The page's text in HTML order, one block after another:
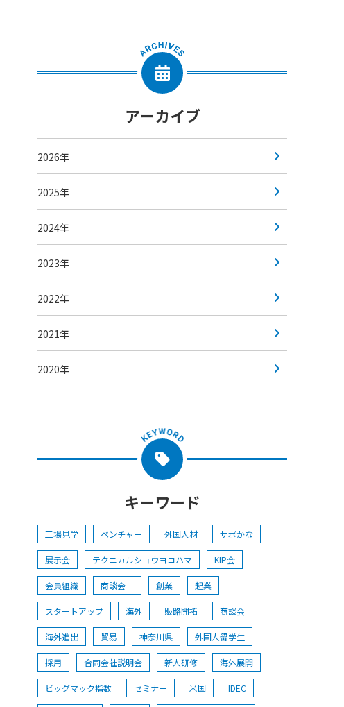
アーカイブ
2026年
2025年
2024年
2023年
2022年
2021年
2020年
キーワード
工場見学 ベンチャー 外国人材 サポかな
展示会 テクニカルショウヨコハマ KIP会
会員組織 商談会 創業 起業
スタートアップ 海外 販路開拓 商談会
海外進出 貿易 神奈川県 外国人留学生
採用 合同会社説明会 新人研修 海外展開
ビッグマック指数 セミナー 米国 IDEC